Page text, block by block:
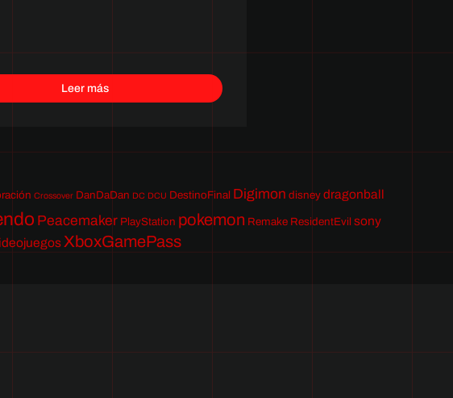
Leer más
Crossover DanDaDan DC DCU DestinoFinal Digimon disney dragonball
Peacemaker PlayStation pokemon Remake ResidentEvil sony
XboxGamePass